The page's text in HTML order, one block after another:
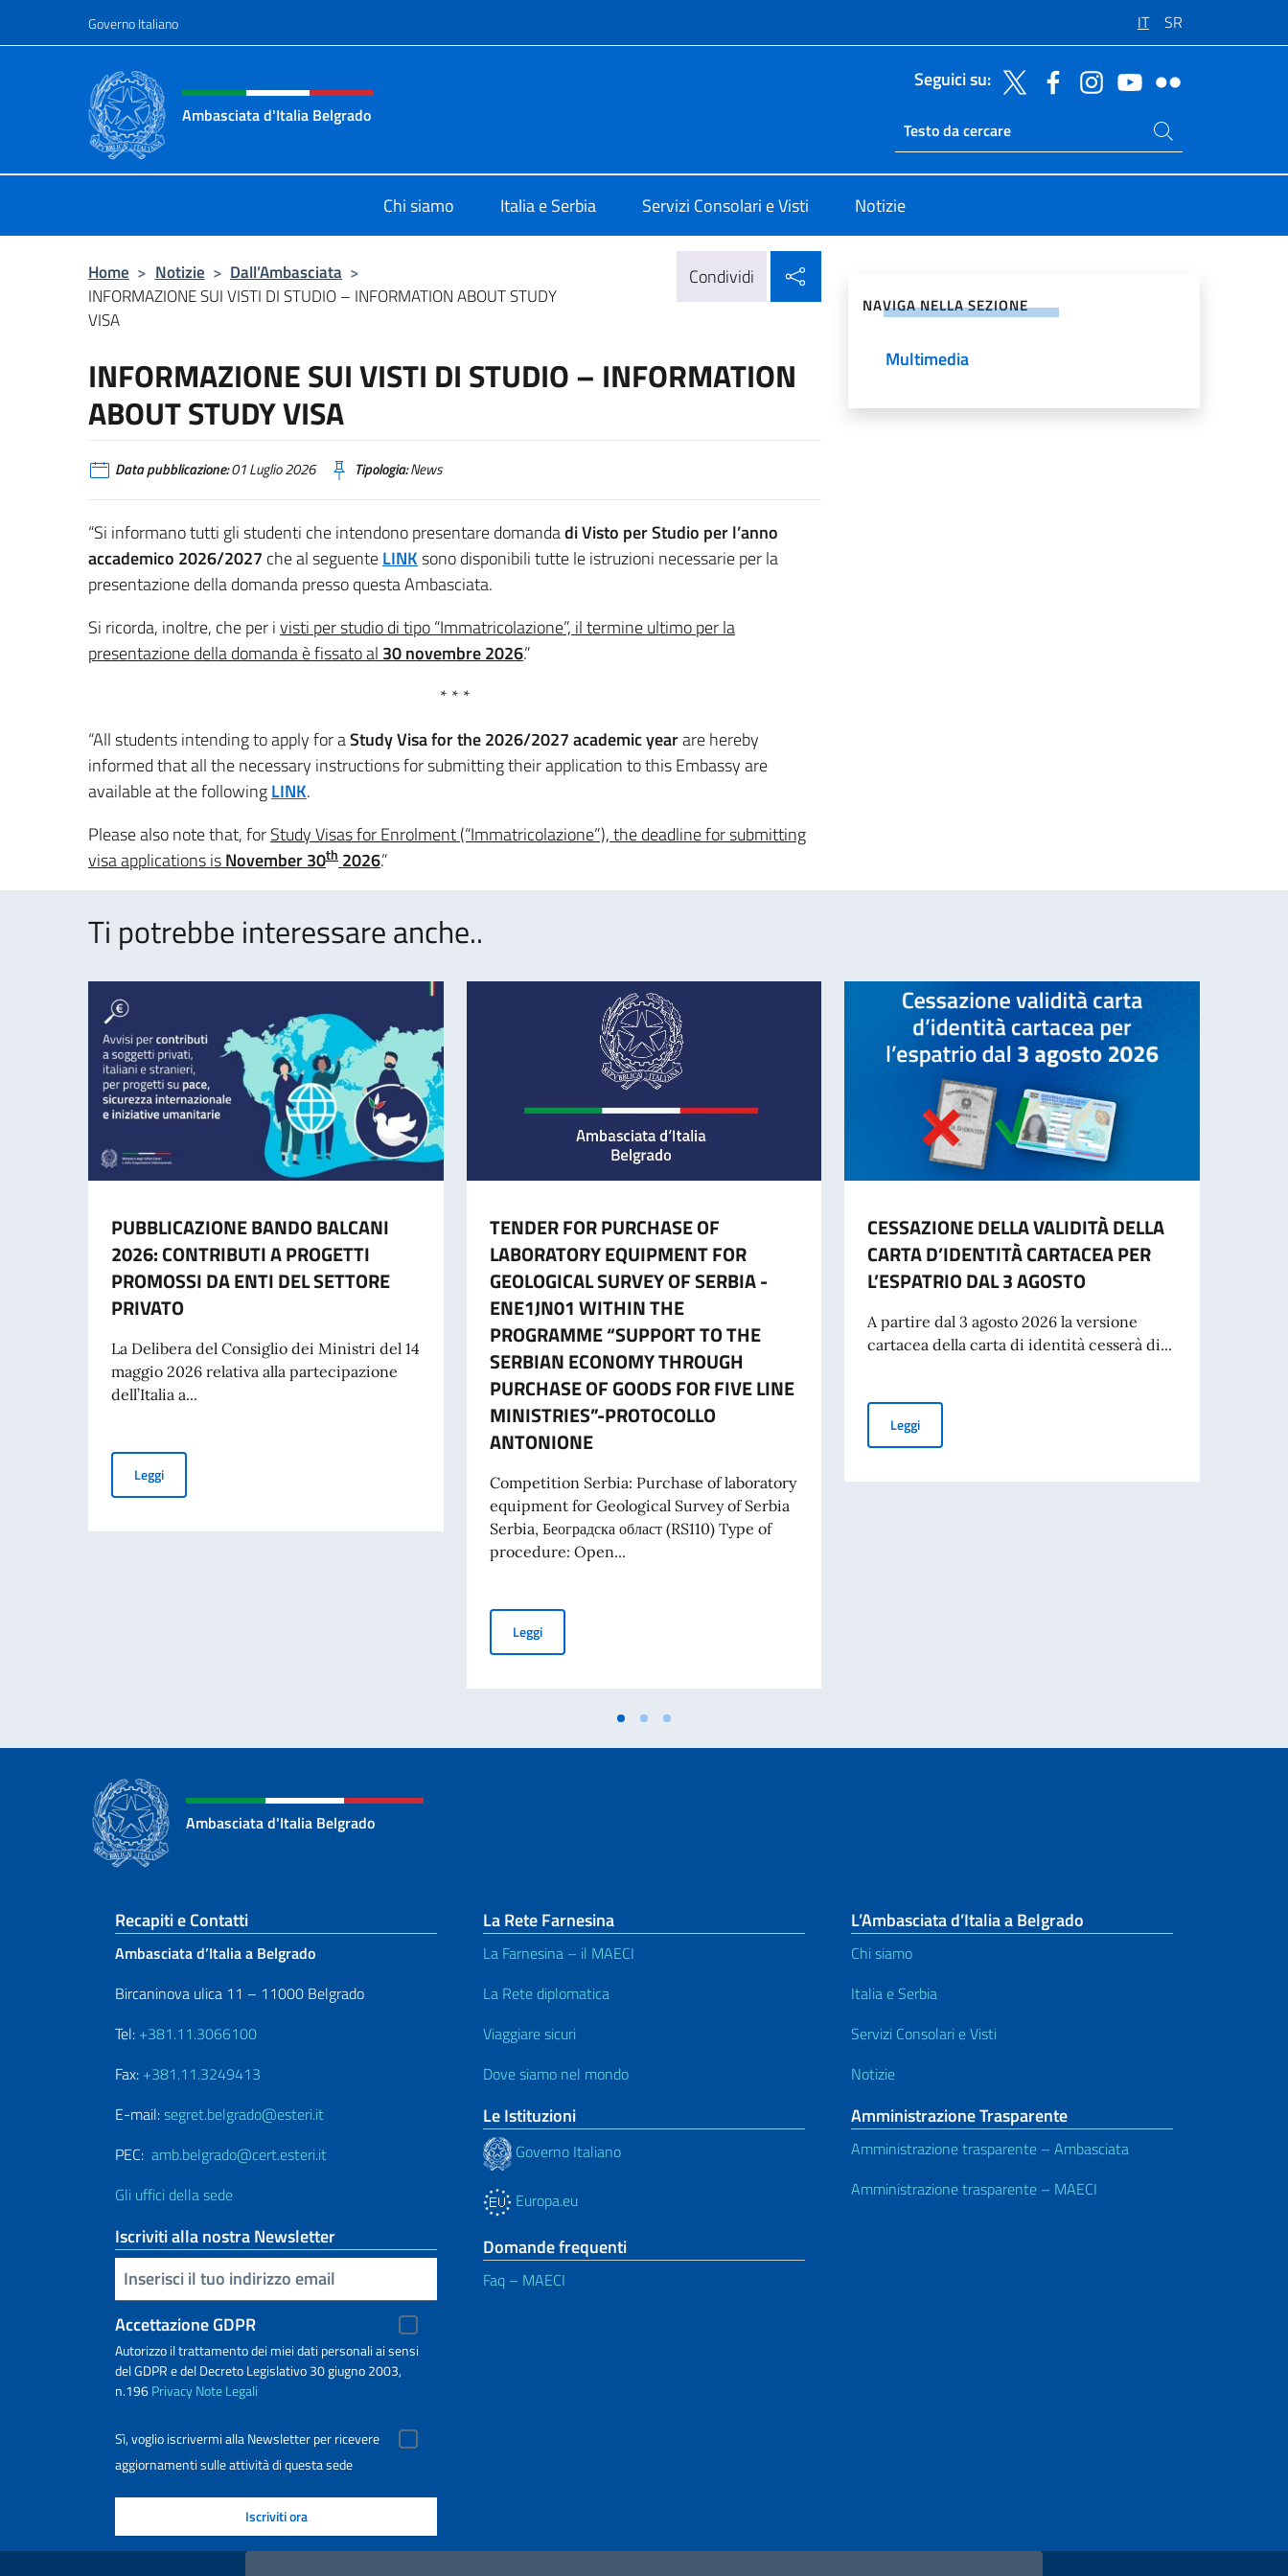
Governo Italiano IT SR
Intestazione sito, social e menù
Ambasciata d'Italia Belgrado
Seguici su:
Ricerca sito live
Cerca nel sito
Chi siamo Italia e Serbia Servizi Consolari e Visti Notizie
Home > Notizie > Dall’Ambasciata >
INFORMAZIONE SUI VISTI DI STUDIO – INFORMATION ABOUT STUDY
VISA
Condividi
INFORMAZIONE SUI VISTI DI STUDIO – INFORMATION
ABOUT STUDY VISA
Data pubblicazione:01 Luglio 2026 Tipologia:News
“Si informano tutti gli studenti che intendono presentare domandadi Visto per Studio per l’anno
accademico 2026/2027 che al seguenteLINKsono disponibili tutte le istruzioni necessarie per la
presentazione della domanda presso questa Ambasciata.
Si ricorda, inoltre, che per ivisti per studio di tipo “Immatricolazione”, il termine ultimo per la
presentazione della domanda è fissato al 30 novembre 2026.”
* * *
“All students intending to apply for aStudy Visa for the 2026/2027 academic yearare hereby
informed that all the necessary instructions for submitting their application to this Embassy are
available at the followingLINK.
Please also note that, forStudy Visas for Enrolment (“Immatricolazione”), the deadline for submitting
visa applications isNovember 30th 2026.”
NAVIGA NELLA SEZIONE
Multimedia
Ti potrebbe interessare anche..
PUBBLICAZIONE BANDO BALCANI
2026: CONTRIBUTI A PROGETTI
PROMOSSI DA ENTI DEL SETTORE
PRIVATO
La Delibera del Consiglio dei Ministri del 14
maggio 2026 relativa alla partecipazione
dell’Italia a...
LeggiPUBBLICAZIONE BANDO BALCANI 2026: CONTRIBUTI A PROGETTI PROMOSSI DA ENTI DEL SETTORE PRIVATO
TENDER FOR PURCHASE OF
LABORATORY EQUIPMENT FOR
GEOLOGICAL SURVEY OF SERBIA -
ENE1JN01 WITHIN THE
PROGRAMME “SUPPORT TO THE
SERBIAN ECONOMY THROUGH
PURCHASE OF GOODS FOR FIVE LINE
MINISTRIES”-PROTOCOLLO
ANTONIONE
Competition Serbia: Purchase of laboratory
equipment for Geological Survey of Serbia
Serbia, Београдска област (RS110) Type of
procedure: Open...
LeggiTENDER FOR PURCHASE OF LABORATORY EQUIPMENT FOR GEOLOGICAL SURVEY OF SERBIA -ENE1JN01 WITHIN THE
CESSAZIONE DELLA VALIDITÀ DELLA
CARTA D’IDENTITÀ CARTACEA PER
L’ESPATRIO DAL 3 AGOSTO
A partire dal 3 agosto 2026 la versione
cartacea della carta di identità cesserà di...
LeggiCESSAZIONE DELLA VALIDITÀ DELLA CARTA D’IDENTITÀ
Ambasciata d'Italia Belgrado
Sezione footer
Recapiti e Contatti
Ambasciata d’Italia a Belgrado
Bircaninova ulica 11 – 11000 Belgrado
Tel: +381.11.3066100
Fax: +381.11.3249413
E-mail:segret.belgrado@esteri.it
PEC: amb.belgrado@cert.esteri.it
Gli uffici della sede
Iscriviti alla nostra Newsletter
Inserisci la tua email
Accettazione GDPR
Autorizzo il trattamento dei miei dati personali ai sensi
del GDPR e del Decreto Legislativo 30 giugno 2003,
n.196PrivacyNote Legali
Sì, voglio iscrivermi alla Newsletter per ricevere
aggiornamenti sulle attività di questa sede
La Rete Farnesina
La Farnesina – il MAECI
La Rete diplomatica
Viaggiare sicuri
Dove siamo nel mondo
Le Istituzioni
Governo Italiano
Europa.eu
Domande frequenti
Faq – MAECI
L’Ambasciata d’Italia a Belgrado
Chi siamo
Italia e Serbia
Servizi Consolari e Visti
Notizie
Amministrazione Trasparente
Amministrazione trasparente – Ambasciata
Amministrazione trasparente – MAECI